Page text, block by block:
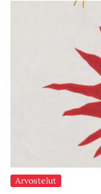
Arvostelut